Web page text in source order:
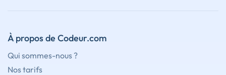
À propos de Codeur.com
Qui sommes-nous ?
Nos tarifs